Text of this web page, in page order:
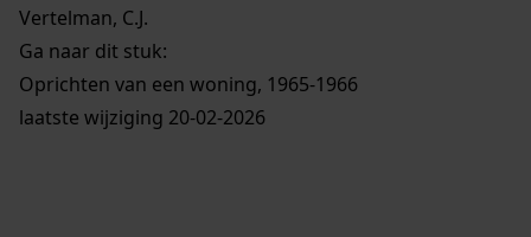
Vertelman, C.J.
Ga naar dit stuk:
Oprichten van een woning, 1965-1966
laatste wijziging 20-02-2026